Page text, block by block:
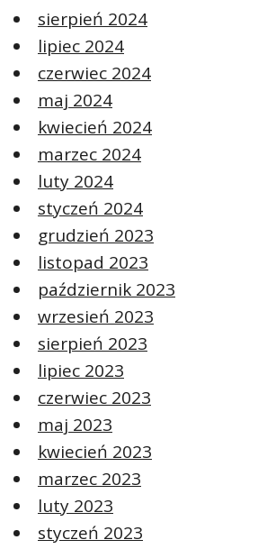
sierpień 2024
lipiec 2024
czerwiec 2024
maj 2024
kwiecień 2024
marzec 2024
luty 2024
styczeń 2024
grudzień 2023
listopad 2023
październik 2023
wrzesień 2023
sierpień 2023
lipiec 2023
czerwiec 2023
maj 2023
kwiecień 2023
marzec 2023
luty 2023
styczeń 2023